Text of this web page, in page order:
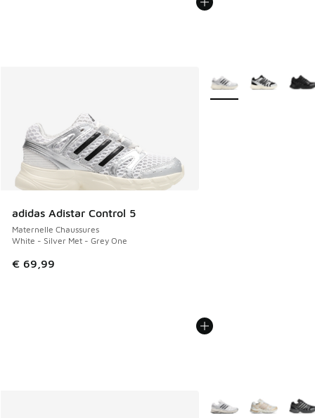
adidas Adistar Control 5
Maternelle Chaussures
White - Silver Met - Grey One
€ 69,99
Plus de couleurs
Plus de couleurs